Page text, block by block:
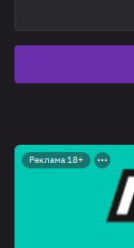
Реклама 18+